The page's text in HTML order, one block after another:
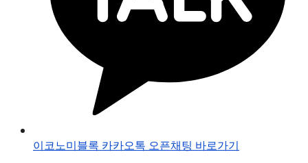
이코노미블록 카카오톡 오픈채팅 바로가기